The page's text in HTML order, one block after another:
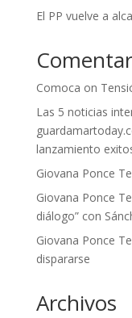
El PP vuelve a
Comoca on
Las 5 noticias
lanzamiento
Giovana Ponce
Giovana Ponce
diálogo” con
Giovana Ponce
dispararse
Archivos